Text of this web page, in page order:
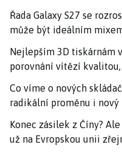
Řada Galaxy S27 se
může být ideálním
Nejlepším 3D tiskárnám
porovnání vítězí
Co víme o nových
radikální proměnu i nový
Konec zásilek z Číny?
už na Evropskou unii